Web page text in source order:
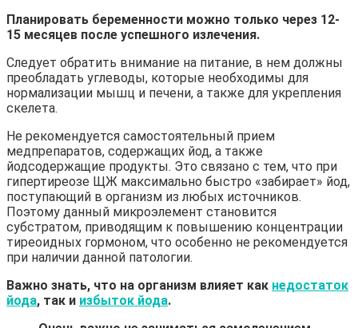
Планировать беременности можно только через 12-
15 месяцев после успешного излечения.
Следует обратить внимание на питание, в нем должны
преобладать углеводы, которые необходимы для
нормализации мышц и печени, а также для укрепления
скелета.
Не рекомендуется самостоятельный прием
медпрепаратов, содержащих йод, а также
йодсодержащие продукты. Это связано с тем, что при
гипертиреозе ЩЖ максимально быстро «забирает» йод,
поступающий в организм из любых источников.
Поэтому данный микроэлемент становится
субстратом, приводящим к повышению концентрации
тиреоидных гормоном, что особенно не рекомендуется
при наличии данной патологии.
Важно знать, что на организм влияет как недостаток
йода, так и избыток йода.